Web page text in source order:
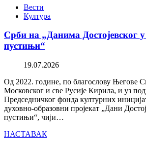
Вести
Култура
Срби на „Данима Достојевског
пустињи“
19.07.2026
Од 2022. године, по благослову Његове
Московског и све Русије Кирила, и уз
Председничког фонда културних
духовно-образовни пројекат „Дани
пустињи“, чији…
НАСТАВАК